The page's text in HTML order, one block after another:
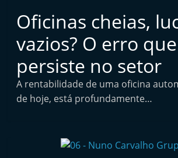
r
i
n
Oficinas cheias,
vazios? O erro
persiste no setor
A rentabilidade de uma oficina
de hoje, está profundamente…